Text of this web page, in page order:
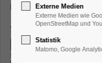
22.07.2026,
Externe Medien
Externe Medien wie
OpenStreetMap und
Statistik
Matomo, Google